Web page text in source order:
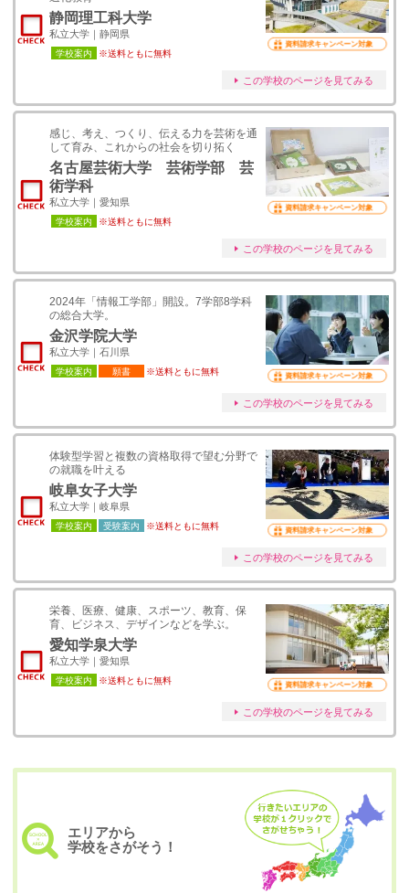
静岡理工科大学
私立大学｜静岡県
学校案内 ※送料ともに無料
資料請求キャンペーン対象
この学校のページを見てみる
感じ、考え、つくり、伝える力を芸術を通
して育み、これからの社会を切り拓く
名古屋芸術大学 芸術学部 芸
術学科
私立大学｜愛知県
学校案内 ※送料ともに無料
資料請求キャンペーン対象
この学校のページを見てみる
2024年「情報工学部」開設。7学部8学科
の総合大学。
金沢学院大学
私立大学｜石川県
学校案内 願書 ※送料ともに無料 資料請求キャンペーン対象
この学校のページを見てみる
体験型学習と複数の資格取得で望む分野で
の就職を叶える
岐阜女子大学
私立大学｜岐阜県
学校案内 受験案内 ※送料ともに無料 資料請求キャンペーン対象
この学校のページを見てみる
栄養、医療、健康、スポーツ、教育、保
育、ビジネス、デザインなどを学ぶ。
愛知学泉大学
私立大学｜愛知県
学校案内 ※送料ともに無料 資料請求キャンペーン対象
この学校のページを見てみる
エリアから
学校をさがそう！